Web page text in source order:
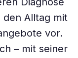
den Alltag mit
vor.
– mit seiner